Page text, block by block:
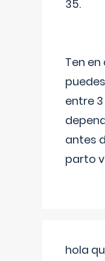
35.
Ten
entre
antes
parto
hola